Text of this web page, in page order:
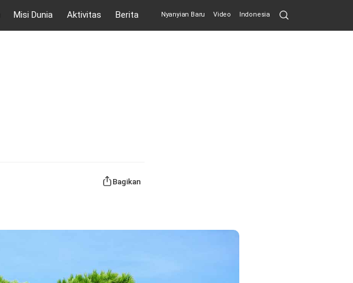
Misi Dunia Aktivitas Berita Nyanyian Baru Video Indonesia Search
Submit
Bagikan